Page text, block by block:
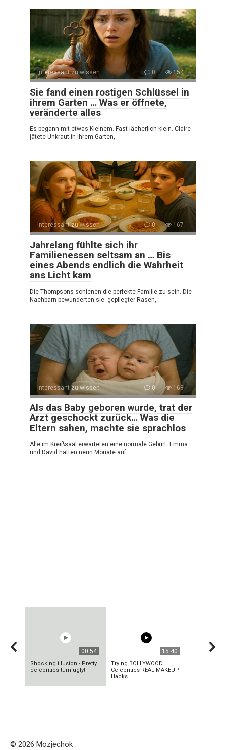
Interessant zu wissen 0 154
Sie fand einen rostigen Schlüssel in
ihrem Garten … Was er öffnete,
veränderte alles
Es begann mit etwas Kleinem. Fast lächerlich klein. Claire
jätete Unkraut in ihrem Garten,
Interessant zu wissen 0 167
Jahrelang fühlte sich ihr
Familienessen seltsam an … Bis
eines Abends endlich die Wahrheit
ans Licht kam
Die Thompsons schienen die perfekte Familie zu sein. Die
Nachbarn bewunderten sie: gepflegter Rasen,
Interessant zu wissen 0 168
Als das Baby geboren wurde, trat der
Arzt geschockt zurück… Was die
Eltern sahen, machte sie sprachlos
Alle im Kreißsaal erwarteten eine normale Geburt. Emma
und David hatten neun Monate auf
00:54
Shocking illusion - Pretty
celebrities turn ugly!
15:40
Trying BOLLYWOOD
Celebrities REAL MAKEUP
Hacks
© 2026 Mozjechok